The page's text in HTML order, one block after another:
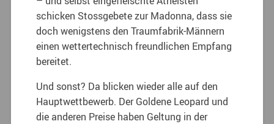
schicken Stossgebete zur Madonna, dass sie
doch wenigstens den Traumfabrik-Männern
einen wettertechnisch freundlichen Empfang
bereitet.
Und sonst? Da blicken wieder alle auf den
Hauptwettbewerb. Der Goldene Leopard und
die anderen Preise haben Geltung in der